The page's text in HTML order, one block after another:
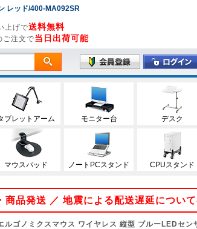
レッド/400-MA092SR
上げで送料無料
ご注文で当日出荷可能
ブレットアーム モニター台 デスク
マウスパッド ノートPCスタンド CPUスタンド
商品発送 ／ 地震による配送遅延につい
ルゴノミクスマウス ワイヤレス 縦型 ブルーLEDセン